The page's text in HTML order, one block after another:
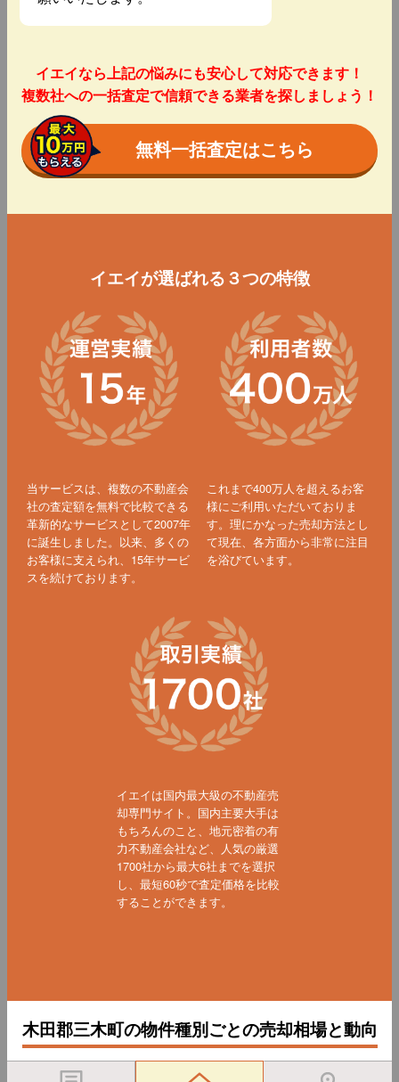
イエイなら上記の悩みにも安心して対応できます！
複数社への一括査定で信頼できる業者を探しましょう！
無料一括査定はこちら
イエイが選ばれる３つの特徴
当サービスは、複数の不動産会
社の査定額を無料で比較できる
革新的なサービスとして2007年
に誕生しました。以来、多くの
お客様に支えられ、15年サービ
スを続けております。
これまで400万人を超えるお客
様にご利用いただいておりま
す。理にかなった売却方法とし
て現在、各方面から非常に注目
を浴びています。
イエイは国内最大級の不動産売
却専門サイト。国内主要大手は
もちろんのこと、地元密着の有
力不動産会社など、人気の厳選
1700社から最大6社までを選択
し、最短60秒で査定価格を比較
することができます。
木田郡三木町の物件種別ごとの売却相場と動向